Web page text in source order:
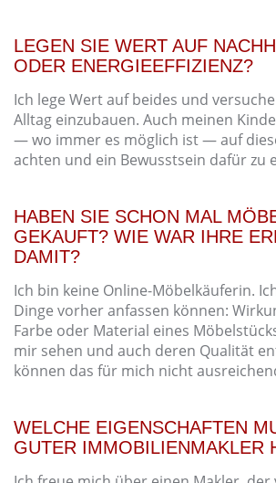
LEGEN SIE WERT AUF
ODER ENERGIEEFFIZIENZ?
Ich lege Wert auf beides und
Alltag einzubauen. Auch meinen
— wo immer es möglich ist — auf
achten und ein Bewusstsein dafür zu
HABEN SIE SCHON MAL
GEKAUFT? WIE WAR IHRE
DAMIT?
Ich bin keine Online-Möbelkäuferin.
Dinge vorher anfassen können:
Farbe oder Material eines
mir sehen und auch deren Qualität
können das für mich nicht
WELCHE EIGENSCHAFTEN
GUTER IMMOBILIENMAKLER